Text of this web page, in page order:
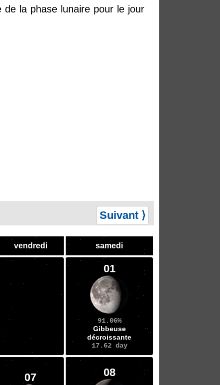
de la phase lunaire pour le jour
Suivant ⟩
vendredi samedi
01
91.06%
Gibbeuse
décroissante
17.62 day
07 08